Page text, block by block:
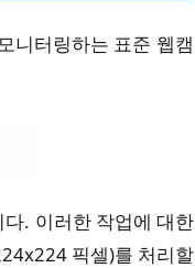
니터링하는 표준 웹캠
. 이러한 작업에 대한
픽셀)를 처리할